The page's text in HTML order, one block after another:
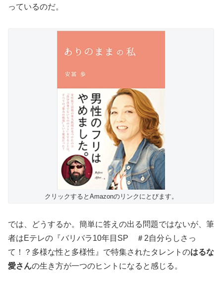
っているのだ。
クリックするとAmazonのリンクにとびます。
では、どうするか。簡単に答えの出る問題ではないが、筆
者はEテレの『バリバラ10年目SP ＃2自分らしさっ
て！？多様な性と多様性』で特集されたタレントのはるな
愛さんの生き方が一つのヒントになると感じる。